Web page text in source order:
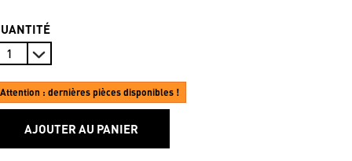
Attention : dernières pièces disponibles !
AJOUTER AU PANIER